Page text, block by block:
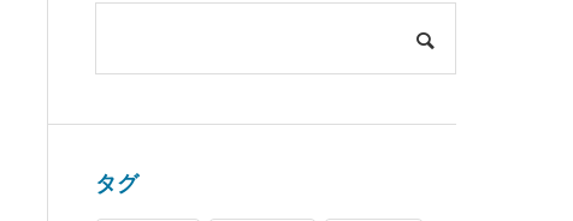
タグ